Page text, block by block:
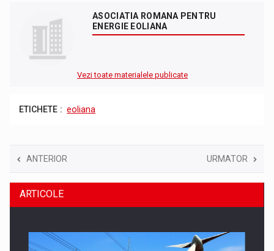
ASOCIATIA ROMANA PENTRU
ENERGIE EOLIANA
Vezi toate materialele publicate
ETICHETE : eoliana
ANTERIOR URMATOR
ARTICOLE